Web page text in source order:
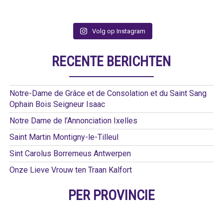
Volg op Instagram
RECENTE BERICHTEN
Notre-Dame de Grâce et de Consolation et du Saint Sang
Ophain Bois Seigneur Isaac
Notre Dame de l’Annonciation Ixelles
Saint Martin Montigny-le-Tilleul
Sint Carolus Borremeus Antwerpen
Onze Lieve Vrouw ten Traan Kalfort
PER PROVINCIE